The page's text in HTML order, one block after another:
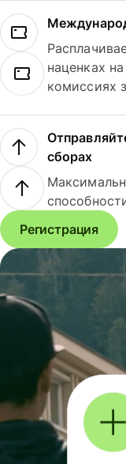
наценках
комиссиях
сборах
Регистрация